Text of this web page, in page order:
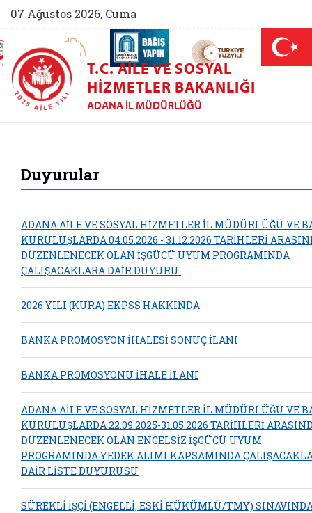
07 Ağustos 2026, Cuma
(yeni sekmede açılır)
AİLEM İletişim Merkezi (yeni sekmede açılır)
Aile ve Nüfus On Yılı (yeni sekmede açılır)
Darülaceze bağış sayfası (yeni
T.C. AILE VE SOSYAL
HIZMETLER BAKANLIĞI
ADANA İL MÜDÜRLÜĞÜ
Duyurular
ADANA AİLE VE SOSYAL HİZMETLER İL MÜDÜRLÜĞÜ VE
KURULUŞLARDA 04.05.2026 - 31.12.2026 TARİHLERİ
DÜZENLENECEK OLAN İŞGÜCÜ UYUM PROGRAMINDA
ÇALIŞACAKLARA DAİR DUYURU.
2026 YILI (KURA) EKPSS HAKKINDA
BANKA PROMOSYON İHALESİ SONUÇ İLANI
BANKA PROMOSYONU İHALE İLANI
ADANA AİLE VE SOSYAL HİZMETLER İL MÜDÜRLÜĞÜ VE
KURULUŞLARDA 22.09.2025-31.05.2026 TARİHLERİ
DÜZENLENECEK OLAN ENGELSİZ İŞGÜCÜ UYUM
PROGRAMINDA YEDEK ALIMI KAPSAMINDA
DAİR LİSTE DUYURUSU
SÜREKLİ İŞÇİ (ENGELLİ, ESKİ HÜKÜMLÜ/TMY)